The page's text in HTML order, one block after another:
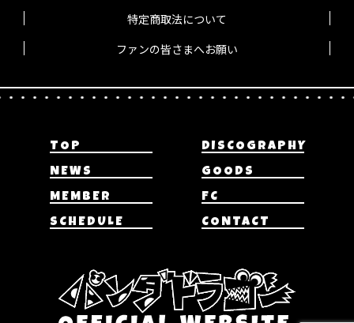
特定商取法について
ファンの皆さまへお願い
TOP
DISCOGRAPHY
NEWS
GOODS
MEMBER
FC
SCHEDULE
CONTACT